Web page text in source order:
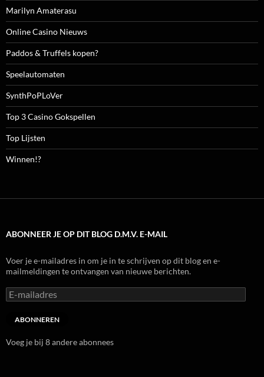
Marilyn Amaterasu
Online Casino Nieuws
Paddos & Truffels kopen?
Speelautomaten
SynthPoPLoVer
Top 3 Casino Gokspellen
Top Lijsten
Winnen!?
ABONNEER JE OP DIT BLOG D.M.V. E-MAIL
Voer je e-mailadres in om je in te schrijven op dit blog en e-
mailmeldingen te ontvangen van nieuwe berichten.
E-
mailadres
ABONNEREN
Voeg je bij 8 andere abonnees